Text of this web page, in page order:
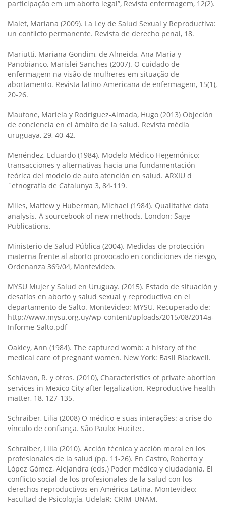
participação em um aborto legal”, Revista enfermagem, 12(2).
Malet, Mariana (2009). La Ley de Salud Sexual y Reproductiva:
un conflicto permanente. Revista de derecho penal, 18.
Mariutti, Mariana Gondim, de Almeida, Ana Maria y
Panobianco, Marislei Sanches (2007). O cuidado de
enfermagem na visão de mulheres em situação de
abortamento. Revista latino-Americana de enfermagem, 15(1),
20-26.
Mautone, Mariela y Rodríguez-Almada, Hugo (2013) Objeción
de conciencia en el ámbito de la salud. Revista média
uruguaya, 29, 40-42.
Menéndez, Eduardo (1984). Modelo Médico Hegemónico:
transacciones y alternativas hacia una fundamentación
teórica del modelo de auto atención en salud. ARXIU d
´etnografía de Catalunya 3, 84-119.
Miles, Mattew y Huberman, Michael (1984). Qualitative data
analysis. A sourcebook of new methods. London: Sage
Publications.
Ministerio de Salud Pública (2004). Medidas de protección
materna frente al aborto provocado en condiciones de riesgo,
Ordenanza 369/04, Montevideo.
MYSU Mujer y Salud en Uruguay. (2015). Estado de situación y
desafíos en aborto y salud sexual y reproductiva en el
departamento de Salto. Montevideo: MYSU. Recuperado de:
http://www.mysu.org.uy/wp-content/uploads/2015/08/2014a-
Informe-Salto.pdf
Oakley, Ann (1984). The captured womb: a history of the
medical care of pregnant women. New York: Basil Blackwell.
Schiavon, R. y otros. (2010), Characteristics of private abortion
services in Mexico City after legalization. Reproductive health
matter, 18, 127-135.
Schraiber, Lilia (2008) O médico e suas interações: a crise do
vínculo de confiança. São Paulo: Hucitec.
Schraiber, Lilia (2010). Acción técnica y acción moral en los
profesionales de la salud (pp. 11-26). En Castro, Roberto y
López Gómez, Alejandra (eds.) Poder médico y ciudadanía. El
conflicto social de los profesionales de la salud con los
derechos reproductivos en América Latina. Montevideo:
Facultad de Psicología, UdelaR; CRIM-UNAM.